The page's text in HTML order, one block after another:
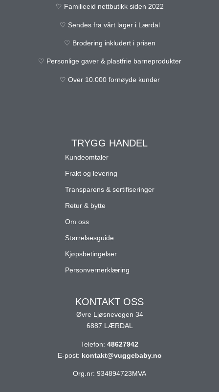
KONTAKT OSS
Øvre Ljøsnevegen 34
6887 LÆRDAL
Telefon: 48627942
E-post: kontakt@vuggebaby.no
Org.nr: 934894723MVA
♡ Familieeid nettbutikk siden 2022
♡ Sendes fra vårt lager i Lærdal
♡ Brodering inkludert i prisen
♡ Personlige gaver & plastfrie barneprodukter
♡ Over 10.000 fornøyde kunder
TRYGG HANDEL
Kundeomtaler
Frakt og levering
Transparens & sertifiseringer
Retur & bytte
Om oss
Størrelsesguide
Kjøpsbetingelser
Personvernerklæring